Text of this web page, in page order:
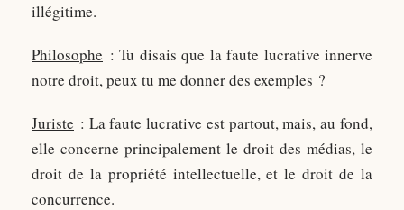
illégitime.
Philosophe : Tu disais que la faute lucrative innerve
notre droit, peux tu me donner des exemples ?
Juriste : La faute lucrative est partout, mais, au fond,
elle concerne principalement le droit des médias, le
droit de la propriété intellectuelle, et le droit de la
concurrence.